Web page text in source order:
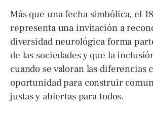
Más que una fecha simbólica, el
representa una invitación a
diversidad neurológica forma
de las sociedades y que la
cuando se valoran las diferencias
oportunidad para construir
justas y abiertas para todos.